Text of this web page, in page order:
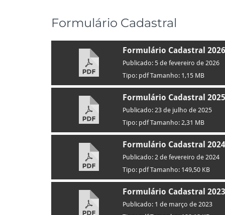
Formulário Cadastral
Formulário Cadastral 2026
Publicado: 5 de fevereiro de 2026
Tipo: pdf Tamanho: 1,15 MB
Formulário Cadastral 2025
Publicado: 23 de julho de 2025
Tipo: pdf Tamanho: 2,31 MB
Formulário Cadastral 2024
Publicado: 2 de fevereiro de 2024
Tipo: pdf Tamanho: 149,50 KB
Formulário Cadastral 2023
Publicado: 1 de março de 2023